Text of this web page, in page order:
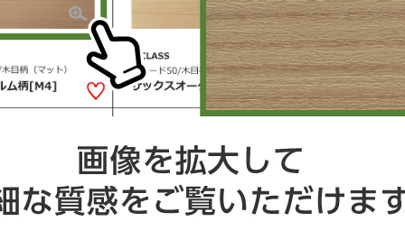
ライトナイーブ柄
ホワイト[YZ]
最新設備の使い勝手やお掃除性が体験できます。